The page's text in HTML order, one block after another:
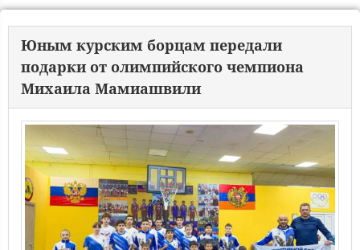
Юным курским борцам передали
подарки от олимпийского чемпиона
Михаила Мамиашвили